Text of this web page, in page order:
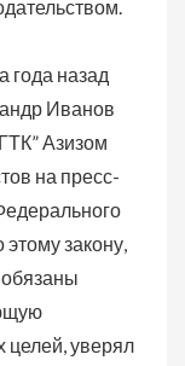
года назад
Иванов
Азизом
на пресс-
закону,
целей, уверял